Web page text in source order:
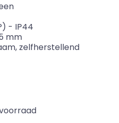
- IP44
mm
zelfherstellend